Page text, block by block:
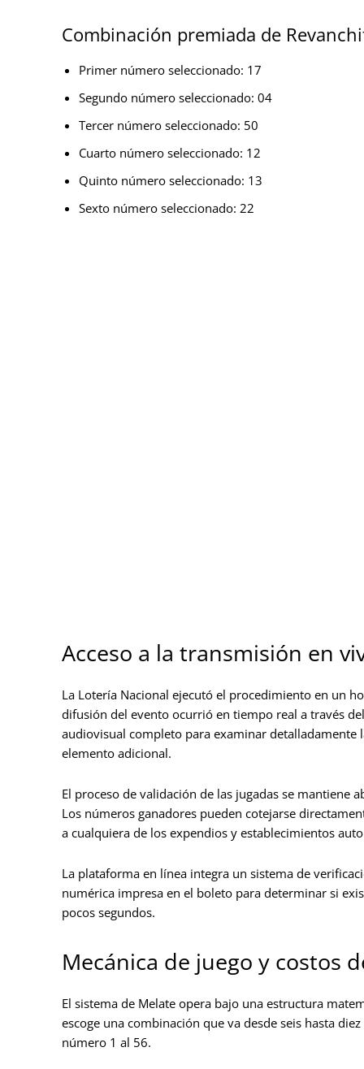
Combinación premiada de
Primer número seleccionado: 17
Segundo número seleccionado: 04
Tercer número seleccionado: 50
Cuarto número seleccionado: 12
Quinto número seleccionado: 13
Sexto número seleccionado: 22
Acceso a la transmisión en
La Lotería Nacional ejecutó el procedimiento en un
difusión del evento ocurrió en tiempo real a través
audiovisual completo para examinar detalladamente
elemento adicional.
El proceso de validación de las jugadas se mantiene
Los números ganadores pueden cotejarse
a cualquiera de los expendios y establecimientos
La plataforma en línea integra un sistema de
numérica impresa en el boleto para determinar si
pocos segundos.
Mecánica de juego y costos
El sistema de Melate opera bajo una estructura
escoge una combinación que va desde seis hasta
número 1 al 56.